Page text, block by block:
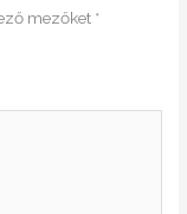
mezőket *